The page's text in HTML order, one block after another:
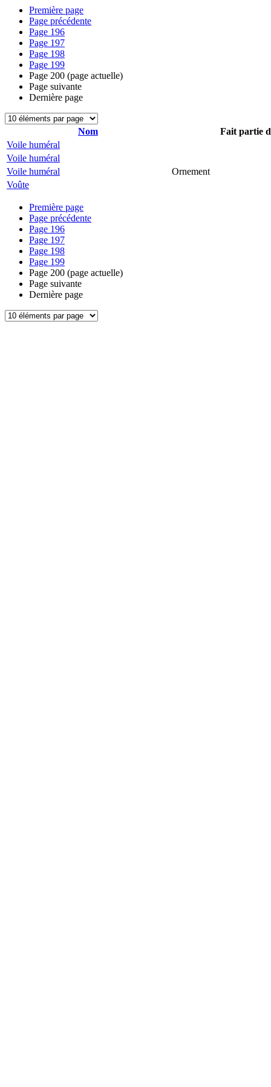
Première page
Page précédente
Page 196
Page 197
Page 198
Page 199
Page 200 (page actuelle)
Page suivante
Dernière page
Nom
Fait partie
Voile huméral
Voile huméral
Voile huméral
Ornement
Voûte
Première page
Page précédente
Page 196
Page 197
Page 198
Page 199
Page 200 (page actuelle)
Page suivante
Dernière page